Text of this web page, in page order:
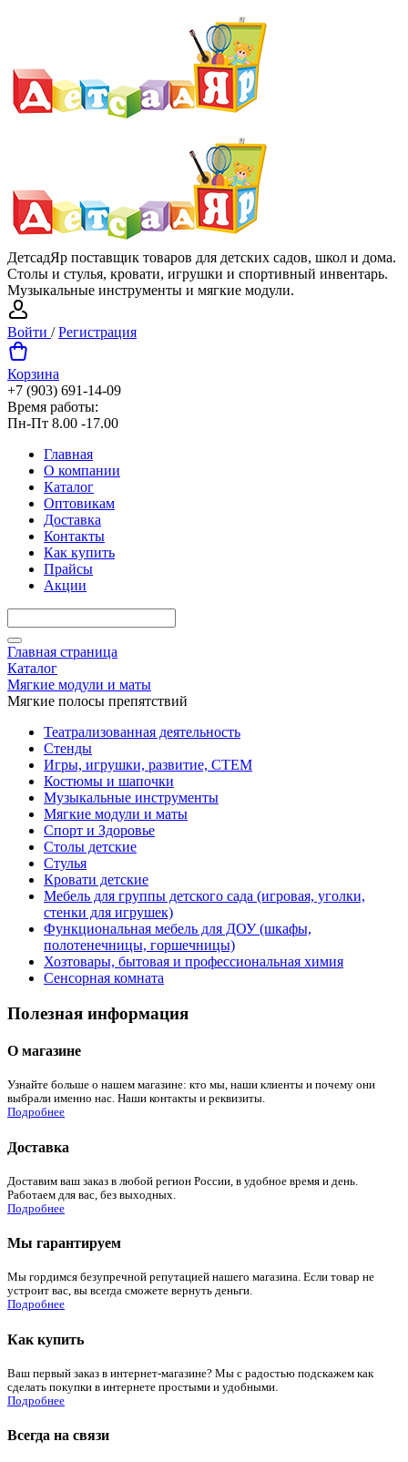
ДетсадЯр поставщик товаров для детских садов, школ и дома.
Столы и стулья, кровати, игрушки и спортивный инвентарь.
Музыкальные инструменты и мягкие модули.
Войти /Регистрация
Корзина
+7 (903) 691-14-09
Время работы:
Пн-Пт 8.00 -17.00
Главная
О компании
Каталог
Оптовикам
Доставка
Контакты
Как купить
Прайсы
Акции
Главная страница
Каталог
Мягкие модули и маты
Мягкие полосы препятствий
Театрализованная деятельность
Стенды
Игры, игрушки, развитие, СТЕМ
Костюмы и шапочки
Музыкальные инструменты
Мягкие модули и маты
Спорт и Здоровье
Столы детские
Стулья
Кровати детские
Мебель для группы детского сада (игровая, уголки,
стенки для игрушек)
Функциональная мебель для ДОУ (шкафы,
полотенечницы, горшечницы)
Хозтовары, бытовая и профессиональная химия
Сенсорная комната
Полезная информация
О магазине
Узнайте больше о нашем магазине: кто мы, наши клиенты и почему они
выбрали именно нас. Наши контакты и реквизиты.
Подробнее
Доставка
Доставим ваш заказ в любой регион России, в удобное время и день.
Работаем для вас, без выходных.
Подробнее
Мы гарантируем
Мы гордимся безупречной репутацией нашего магазина. Если товар не
устроит вас, вы всегда сможете вернуть деньги.
Подробнее
Как купить
Ваш первый заказ в интернет-магазине? Мы с радостью подскажем как
сделать покупки в интернете простыми и удобными.
Подробнее
Всегда на связи